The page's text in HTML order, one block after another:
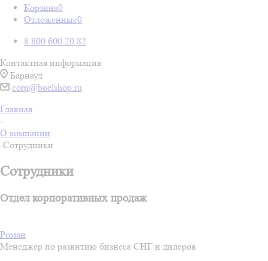
Корзина0
Отложенные0
8 800 600 20 82
Контактная информация
Барнаул
corp@boelshop.ru
Главная
-
О компании
-Сотрудники
Сотрудники
Отдел корпоративных продаж
Роман
Менеджер по развитию бизнеса СНГ и дилеров